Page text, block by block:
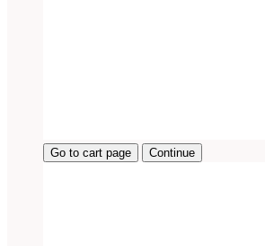
Go to cart page Continue